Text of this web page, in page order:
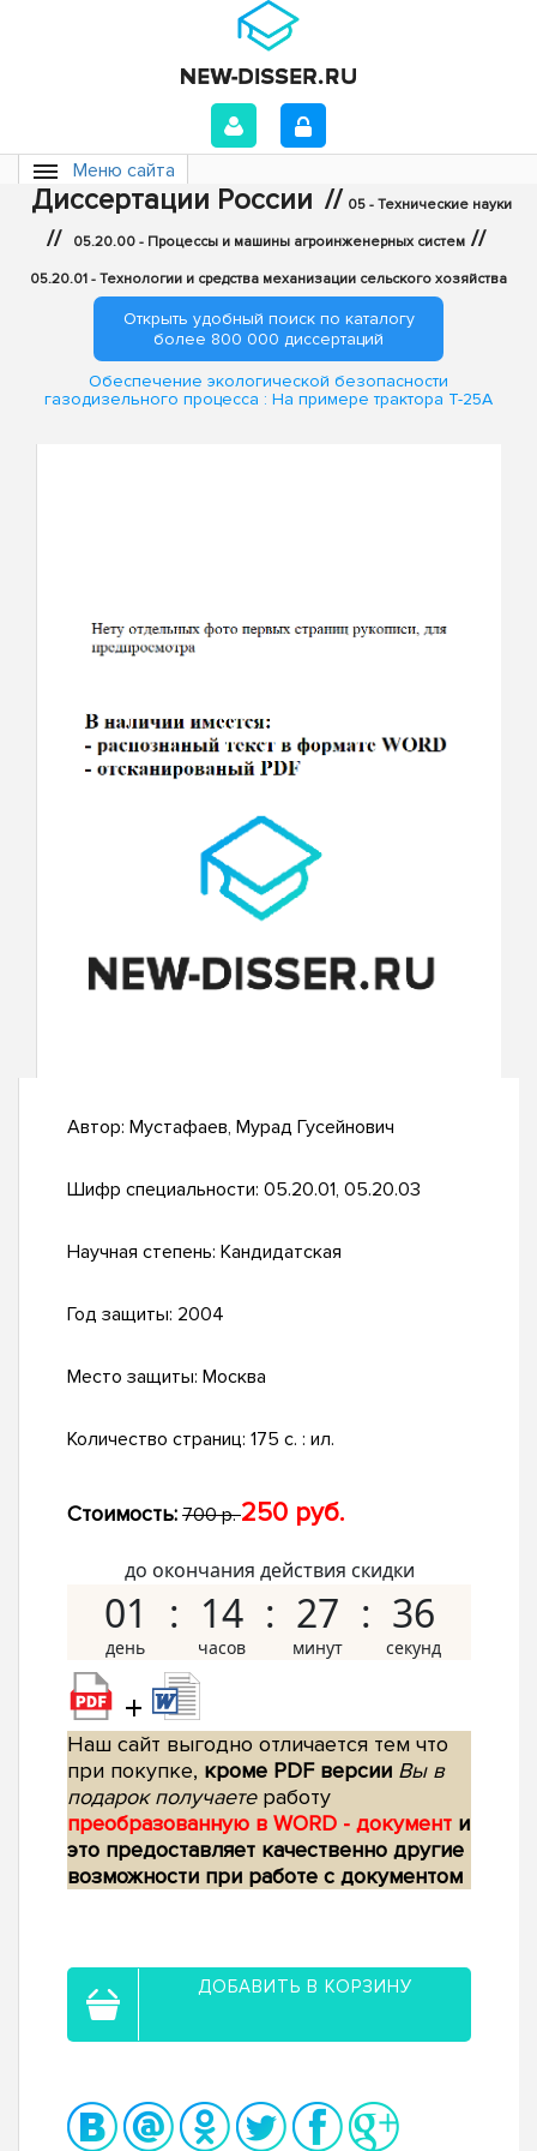
Меню сайта
Диссертации России // 05 - Технические науки
// 05.20.00 - Процессы и машины агроинженерных систем //
05.20.01 - Технологии и средства механизации сельского хозяйства
Открыть удобный поиск по каталогу
более 800 000 диссертаций
Обеспечение экологической безопасности
газодизельного процесса : На примере трактора Т-25А
Автор: Мустафаев, Мурад Гусейнович
Шифр специальности: 05.20.01, 05.20.03
Научная степень: Кандидатская
Год защиты: 2004
Место защиты: Москва
Количество страниц: 175 с. : ил.
Стоимость: 700 р.250 руб.
до окончания действия скидки
01 14 27 35
+
Наш сайт выгодно отличается тем что
при покупке, кроме PDF версии Вы в
подарок получаетеработу
преобразованную в WORD - документ и
это предоставляет качественно другие
возможности при работе с документом
ДОБАВИТЬ В КОРЗИНУ